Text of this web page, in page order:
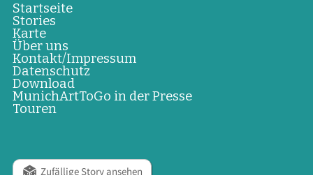
Startseite
Stories
Karte
Über uns
Kontakt/Impressum
Datenschutz
Download
MunichArtToGo in der Presse
Touren
Zufällige Story ansehen